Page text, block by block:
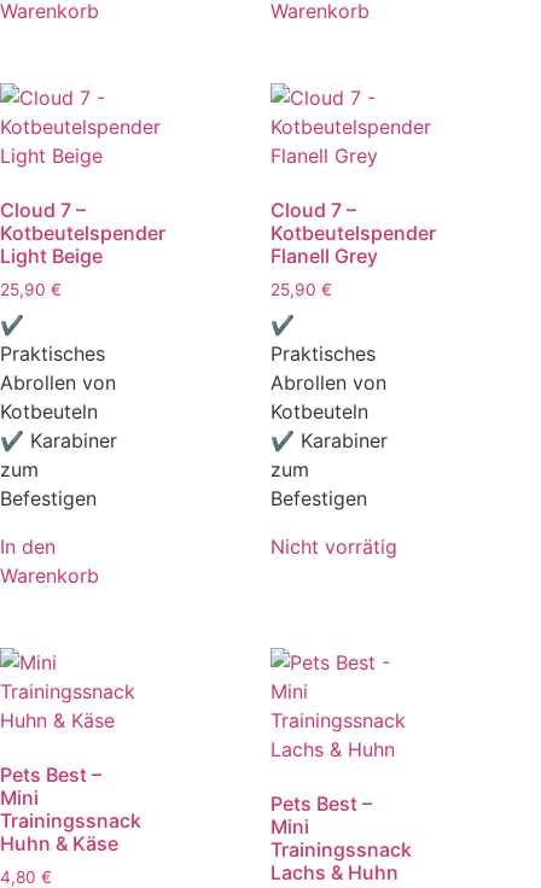
Warenkorb Warenkorb
Cloud 7 –
Kotbeutelspender
Light Beige
25,90 €
✔
Praktisches
Abrollen von
Kotbeuteln
✔ Karabiner
zum
Befestigen
In den
Warenkorb
Cloud 7 –
Kotbeutelspender
Flanell Grey
25,90 €
✔
Praktisches
Abrollen von
Kotbeuteln
✔ Karabiner
zum
Befestigen
Nicht vorrätig
Pets Best –
Mini
Trainingssnack
Huhn & Käse
4,80 €
Pets Best –
Mini
Trainingssnack
Lachs & Huhn